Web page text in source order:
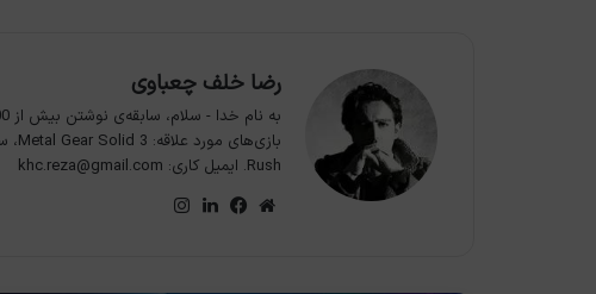
رضا خلف چعباوی
Rush. ایمیل کاری: khc.reza@gmail.com
وبسایتفیسلینکدین